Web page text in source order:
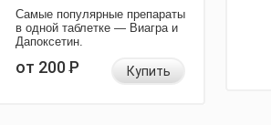
Самые популярные препараты
в одной таблетке — Виагра и
Дапоксетин.
от 200Р Купить